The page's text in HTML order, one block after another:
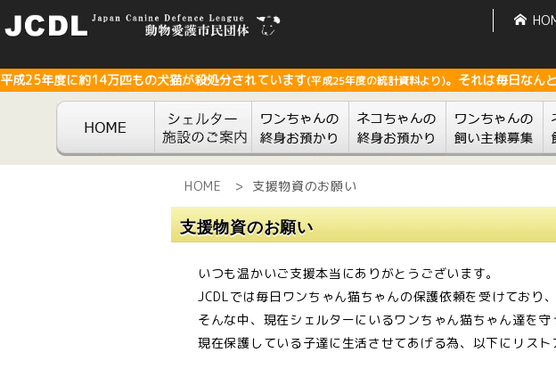
平成25年度に約14万匹もの犬猫が殺処分されています(平成25年度の統計資料より)。それは毎日なん
HOME > 支援物資のお願い
支援物資のお願い
いつも温かいご支援本当にありがとうございます。
JCDLでは毎日ワンちゃん猫ちゃんの保護依頼を受けており
そんな中、現在シェルターにいるワンちゃん猫ちゃん達を守
現在保護している子達に生活させてあげる為、以下にリス